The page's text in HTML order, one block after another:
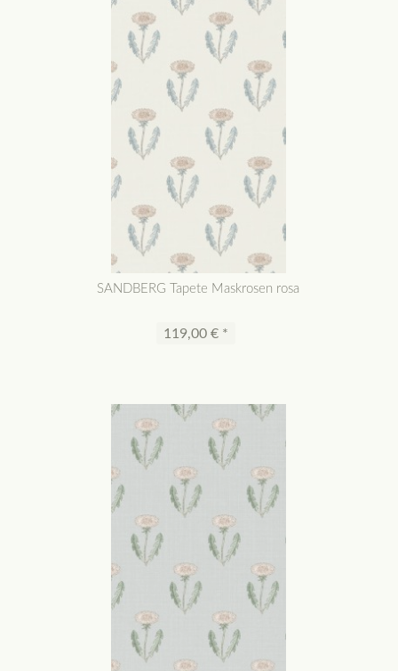
SANDBERG Tapete Maskrosen rosa
119,00 € *